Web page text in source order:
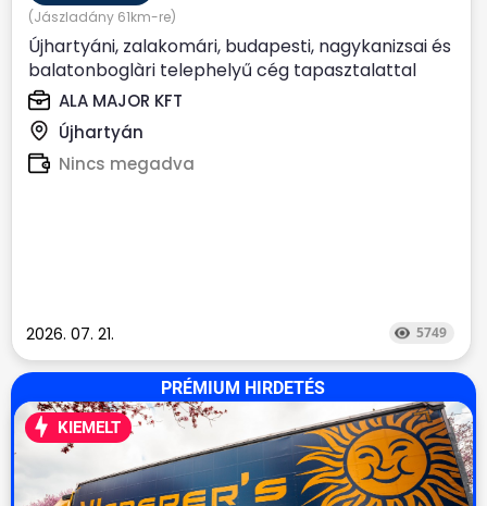
(Jászladány 61km-re)
Újhartyáni, zalakomári, budapesti, nagykanizsai és
balatonboglàri telephelyű cég tapasztalattal
rendelkező,...
ALA MAJOR KFT
Újhartyán
Nincs megadva
2026. 07. 21. 5749
PRÉMIUM HIRDETÉS
KIEMELT